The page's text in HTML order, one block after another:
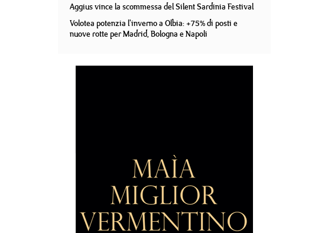
Aggius vince la scommessa del Silent Sardinia Festival
Volotea potenzia l'inverno a Olbia: +75% di posti e
nuove rotte per Madrid, Bologna e Napoli